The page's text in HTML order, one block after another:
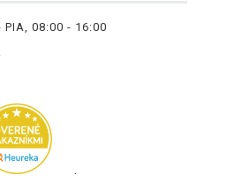
PIA, 08:00 - 16:00
.